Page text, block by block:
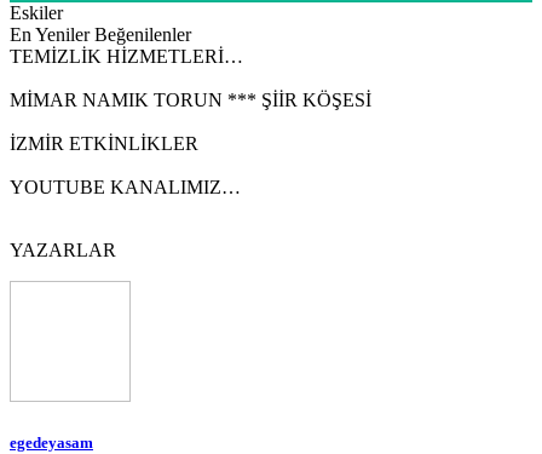
Eskiler
En Yeniler Beğenilenler
TEMİZLİK HİZMETLERİ…
MİMAR NAMIK TORUN *** ŞİİR KÖŞESİ
İZMİR ETKİNLİKLER
YOUTUBE KANALIMIZ…
YAZARLAR
egedeyasam